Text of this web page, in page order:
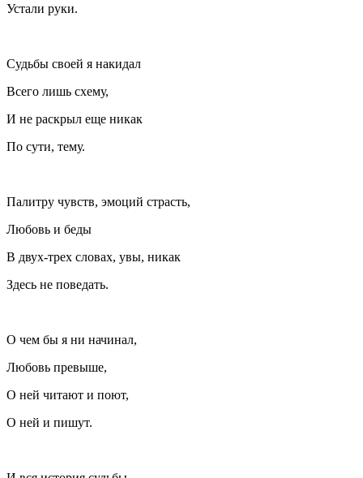
Устали руки.
Судьбы своей я накидал
Всего лишь схему,
И не раскрыл еще никак
По сути, тему.
Палитру чувств, эмоций страсть,
Любовь и беды
В двух-трех словах, увы, никак
Здесь не поведать.
О чем бы я ни начинал,
Любовь превыше,
О ней читают и поют,
О ней и пишут.